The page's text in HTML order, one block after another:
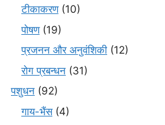
टीकाकरण(10)
पोषण(19)
प्रजनन और अनुवंशिकी (12)
रोग प्रबन्धन (31)
पशुधन (92)
गाय-भैंस(4)